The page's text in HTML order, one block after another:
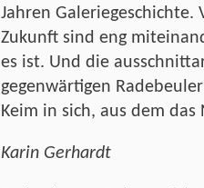
Jahren Galeriegeschichte.
Zukunft sind eng
es ist. Und die
gegenwärtigen
Keim in sich, aus dem das
Karin Gerhardt